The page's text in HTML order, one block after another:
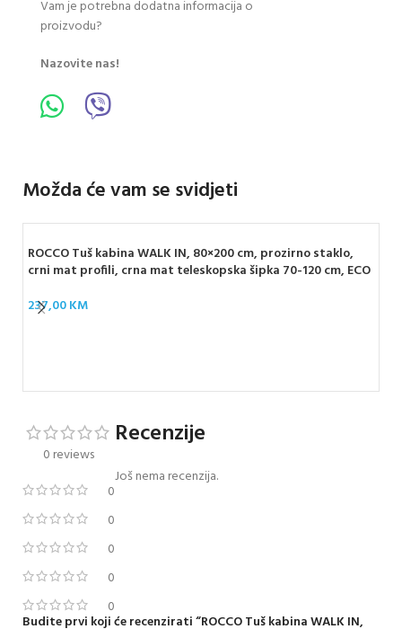
Vam je potrebna dodatna informacija o
proizvodu?
Nazovite nas!
Možda će vam se svidjeti
ROCCO Tuš kabina WALK IN, 80×200 cm, prozirno staklo,
crni mat profili, crna mat teleskopska šipka 70-120 cm, ECO
237,00KM
0 reviews
0
0
0
0
0
Recenzije
Još nema recenzija.
Budite prvi koji će recenzirati “ROCCO Tuš kabina WALK IN,